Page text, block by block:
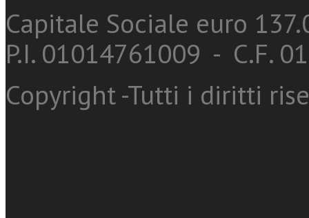
Capitale Sociale euro
P.I. 01014761009 - C.F.
Copyright -Tutti i diritti